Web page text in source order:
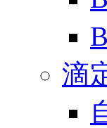
滴